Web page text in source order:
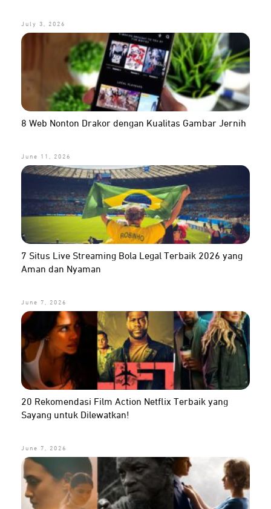
July 3, 2026
8 Web Nonton Drakor dengan Kualitas Gambar Jernih
June 11, 2026
7 Situs Live Streaming Bola Legal Terbaik 2026 yang
Aman dan Nyaman
June 7, 2026
20 Rekomendasi Film Action Netflix Terbaik yang
Sayang untuk Dilewatkan!
June 7, 2026